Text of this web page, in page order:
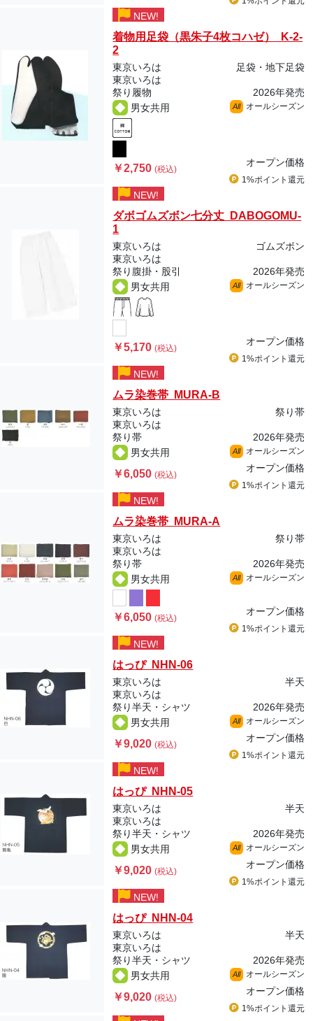
NEW!
着物用足袋（黒朱子4枚コハゼ） K-2-
2
東京いろは
足袋・地下足袋
東京いろは
祭り履物
2026年発売
男女共用
All オールシーズン
￥2,750(税込)
オープン価格
1%ポイント 還元
NEW!
ダボゴムズボン七分丈 DABOGOMU-
1
東京いろは
ゴムズボン
東京いろは
祭り腹掛・股引
2026年発売
男女共用
All オールシーズン
￥5,170(税込)
オープン価格
1%ポイント 還元
NEW!
ムラ染巻帯 MURA-B
東京いろは
祭り帯
東京いろは
祭り帯
2026年発売
男女共用
All オールシーズン
￥6,050(税込)
オープン価格
1%ポイント 還元
NEW!
ムラ染巻帯 MURA-A
東京いろは
祭り帯
東京いろは
祭り帯
2026年発売
男女共用
All オールシーズン
￥6,050(税込)
オープン価格
1%ポイント 還元
NEW!
はっぴ NHN-06
東京いろは
半天
東京いろは
祭り半天・シャツ
2026年発売
男女共用
All オールシーズン
￥9,020(税込)
オープン価格
1%ポイント 還元
NEW!
はっぴ NHN-05
東京いろは
半天
東京いろは
祭り半天・シャツ
2026年発売
男女共用
All オールシーズン
￥9,020(税込)
オープン価格
1%ポイント 還元
NEW!
はっぴ NHN-04
東京いろは
半天
東京いろは
祭り半天・シャツ
2026年発売
男女共用
All オールシーズン
￥9,020(税込)
オープン価格
1%ポイント 還元